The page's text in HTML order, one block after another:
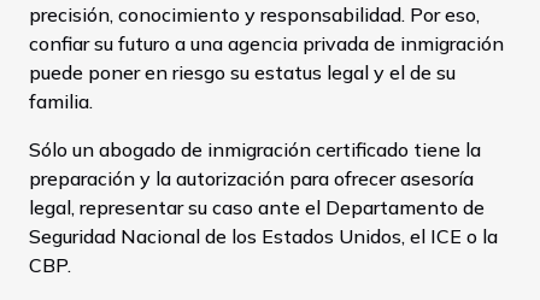
precisión, conocimiento y responsabilidad. Por eso,
confiar su futuro a una agencia privada de inmigración
puede poner en riesgo su estatus legal y el de su
familia.
Sólo un abogado de inmigración certificado tiene la
preparación y la autorización para ofrecer asesoría
legal, representar su caso ante el Departamento de
Seguridad Nacional de los Estados Unidos, el ICE o la
CBP.